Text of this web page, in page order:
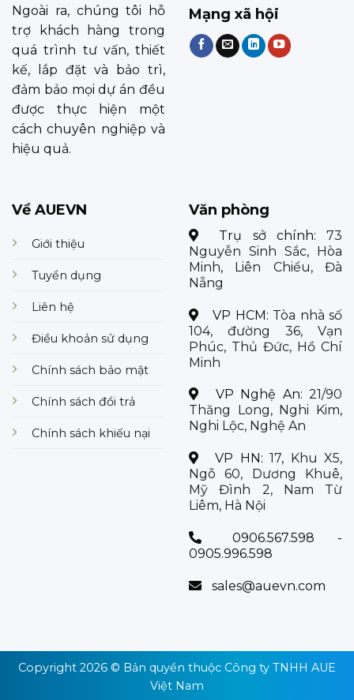
Ngoài ra, chúng tôi hỗ
trợ khách hàng trong
quá trình tư vấn, thiết
kế, lắp đặt và bảo trì,
đảm bảo mọi dự án đều
được thực hiện một
cách chuyên nghiệp và
hiệu quả.
Mạng xã hội
Về AUEVN
Giới thiệu
Tuyển dụng
Liên hệ
Điều khoản sử dụng
Chính sách bảo mật
Chính sách đổi trả
Chính sách khiếu nại
Văn phòng
Trụ sở chính: 73
Nguyễn Sinh Sắc, Hòa
Minh, Liên Chiểu, Đà
Nẵng
VP HCM: Tòa nhà số
104, đường 36, Vạn
Phúc, Thủ Đức, Hồ Chí
Minh
VP Nghệ An: 21/90
Thăng Long, Nghi Kim,
Nghi Lộc, Nghệ An
VP HN:17, Khu X5,
Ngõ 60, Dương Khuê,
Mỹ Đình 2, Nam Từ
Liêm, Hà Nội
0906.567.598 -
0905.996.598
sales@auevn.com
Copyright 2026 © Bản quyền thuộc Công ty TNHH AUE
Việt Nam